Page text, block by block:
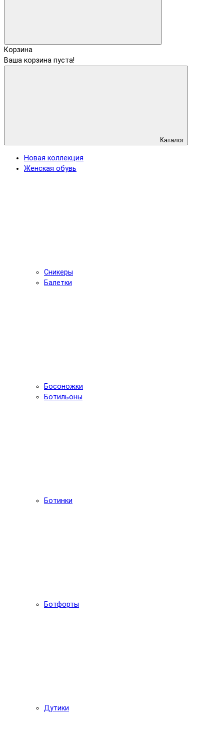
Корзина
Ваша корзина пуста!
Каталог
Новая коллекция
Женская обувь
Сникеры
Балетки
Босоножки
Ботильоны
Ботинки
Ботфорты
Дутики